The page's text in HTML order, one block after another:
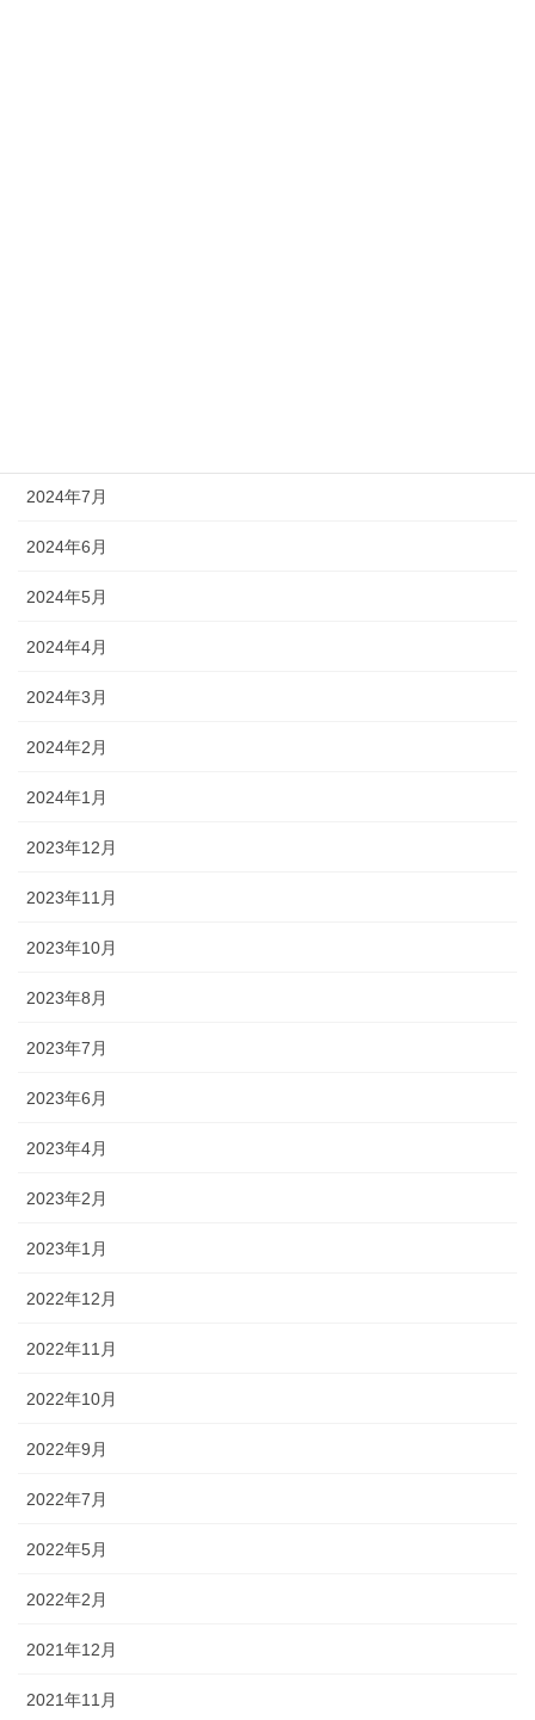
2024年7月
2024年6月
2024年5月
2024年4月
2024年3月
2024年2月
2024年1月
2023年12月
2023年11月
2023年10月
2023年8月
2023年7月
2023年6月
2023年4月
2023年2月
2023年1月
2022年12月
2022年11月
2022年10月
2022年9月
2022年7月
2022年5月
2022年2月
2021年12月
2021年11月